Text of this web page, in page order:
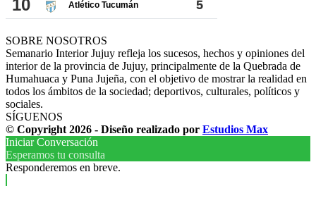
SOBRE NOSOTROS
Semanario Interior Jujuy refleja los sucesos, hechos y opiniones del
interior de la provincia de Jujuy, principalmente de la Quebrada de
Humahuaca y Puna Jujeña, con el objetivo de mostrar la realidad en
todos los ámbitos de la sociedad; deportivos, culturales, políticos y
sociales.
SÍGUENOS
© Copyright 2026 - Diseño realizado por Estudios Max
Iniciar Conversación
Esperamos tu consulta
Responderemos en breve.